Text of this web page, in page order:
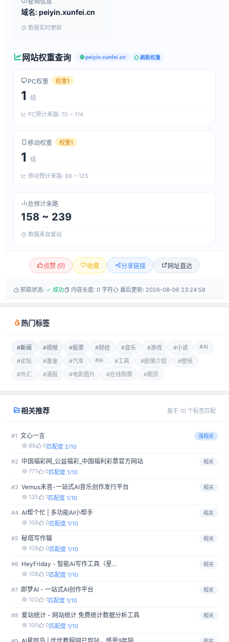
域名: peiyin.xunfei.cn
数据实时更新
网站权重查询 peiyin.xunfei.cn 刷新权重
PC权重 权重1
1 级
PC预计来路: 70 ~ 114
移动权重 权重1
1 级
移动预计来路: 88 ~ 125
总预计来路
158 ~ 239
数据来自爱站
点赞 (0) 收藏 分享链接 网址直达
抓取状态: ✓ 成功 内容长度: 0 字符 最后更新: 2026-08-06 23:24:58
热门标签
#新闻 #视频 #股票 #财经 #音乐 #游戏 #小说
#AI
#论坛
#基金 #汽车 #ai #工具 #剧情介绍
#壁纸
#外汇
#港股 #电影图片 #在线购票 #期货
相关推荐 基于 10 个标签匹配
#1 文心一言 强相关
86 0匹配度 2/10
#2 中国福彩网_公益福彩_中国福利彩票官方网站 相关
777 0匹配度 1/10
#3 Vemus未音-一站式AI音乐创作发行平台 相关
135 1匹配度 1/10
#4 AI帮个忙 | 多功能AI小帮手 相关
109 0匹配度 1/10
#5 秘塔写作猫 相关
109 0匹配度 1/10
#6 HeyFriday - 智能AI写作工具（星... 相关
108 0匹配度 1/10
#7 即梦AI - 一站式AI创作平台 相关
102 1匹配度 1/10
#8 爱站统计 - 网站统计 免费统计数据分析工具 相关
100 0匹配度 1/10
相关